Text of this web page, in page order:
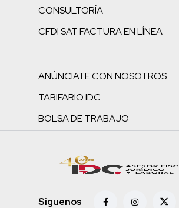
CONSULTORÍA
CFDI SAT FACTURA EN LÍNEA
ANÚNCIATE CON NOSOTROS
TARIFARIO IDC
BOLSA DE TRABAJO
Siguenos